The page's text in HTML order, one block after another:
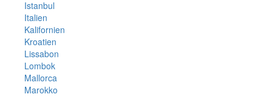
Istanbul
Italien
Kalifornien
Kroatien
Lissabon
Lombok
Mallorca
Marokko